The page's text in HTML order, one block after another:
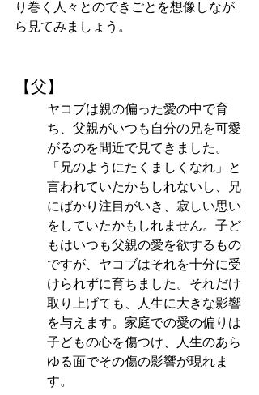
り巻く人々とのできごとを想像しなが
ら見てみましょう。
【父】
ヤコブは親の偏った愛の中で育
ち、父親がいつも自分の兄を可愛
がるのを間近で見てきました。
「兄のようにたくましくなれ」と
言われていたかもしれないし、兄
にばかり注目がいき、寂しい思い
をしていたかもしれません。子ど
もはいつも父親の愛を欲するもの
ですが、ヤコブはそれを十分に受
けられずに育ちました。それだけ
取り上げても、人生に大きな影響
を与えます。家庭での愛の偏りは
子どもの心を傷つけ、人生のあら
ゆる面でその傷の影響が現れま
す。